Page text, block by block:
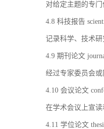
对给定主题的专
4.8 科技报告
记录科学、技术
4.9 期刊论文
经过专家委员会
4.10 会议论文
在学术会议上宣
4.11 学位论文